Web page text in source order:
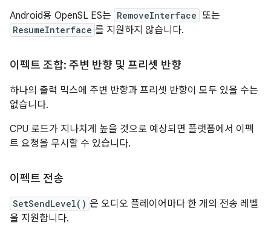
Android용 OpenSL ES는 RemoveInterface 또는
ResumeInterface 를 지원하지 않습니다.
이펙트 조합: 주변 반향 및 프리셋 반향
하나의 출력 믹스에 주변 반향과 프리셋 반향이 모두 있을 수는
없습니다.
CPU 로드가 지나치게 높을 것으로 예상되면 플랫폼에서 이펙
트 요청을 무시할 수 있습니다.
이펙트 전송
SetSendLevel() 은 오디오 플레이어마다 한 개의 전송 레벨
을 지원합니다.